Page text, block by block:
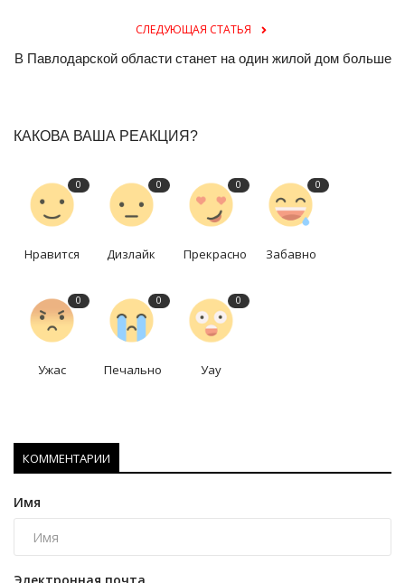
СЛЕДУЮЩАЯ СТАТЬЯ
В Павлодарской области станет на один жилой дом больше
КАКОВА ВАША РЕАКЦИЯ?
0
Нравится
0
Дизлайк
0
Прекрасно
0
Забавно
0
Ужас
0
Печально
0
Уау
КОММЕНТАРИИ
Имя